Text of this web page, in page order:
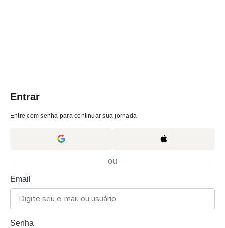
Entrar
Entre com senha para continuar sua jornada
ou
Email
Senha